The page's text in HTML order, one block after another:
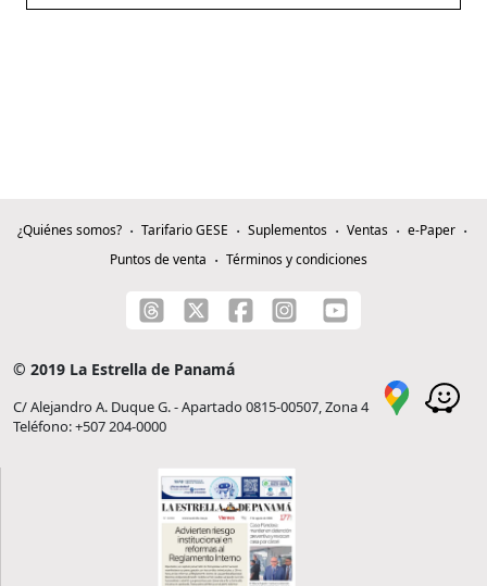
¿Quiénes somos? Tarifario GESE Suplementos Ventas
e-Paper
Puntos de venta
Términos y condiciones
© 2019 La Estrella de Panamá
C/ Alejandro A. Duque G. - Apartado 0815-00507, Zona 4
Teléfono: +507 204-0000